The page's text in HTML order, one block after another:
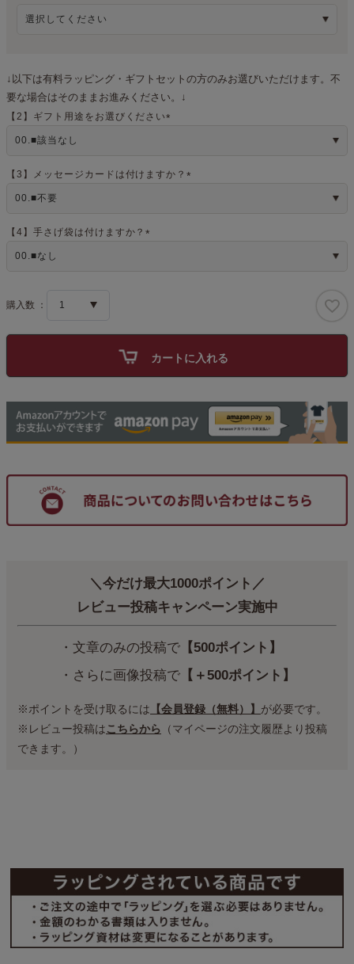
↓以下は有料ラッピング・ギフトセットの方のみお選びいただけます。不
要な場合はそのままお進みください。↓
【2】ギフト用途をお選びください
)
【3】メッセージカードは付けますか？
【4】手さげ袋は付けますか？
カートに入れる
＼今だけ最大1000ポイント／
レビュー投稿キャンペーン実施中
・文章のみの投稿で【500ポイント】
・さらに画像投稿で【＋500ポイント】
※ポイントを受け取るには 【会員登録（無料）】 が必要です。
※レビュー投稿はこちらから （マイページの注文履歴より投稿
できます。）